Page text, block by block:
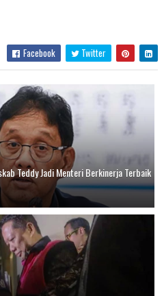
Facebook Twitter
Teddy Jadi Menteri Berkinerja Terbaik